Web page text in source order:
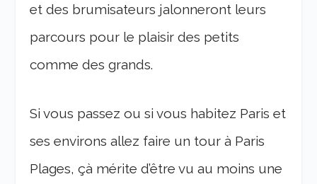
et des brumisateurs jalonneront leurs
parcours pour le plaisir des petits
comme des grands.
Si vous passez ou si vous habitez Paris et
ses environs allez faire un tour à Paris
Plages, çà mérite d’être vu au moins une